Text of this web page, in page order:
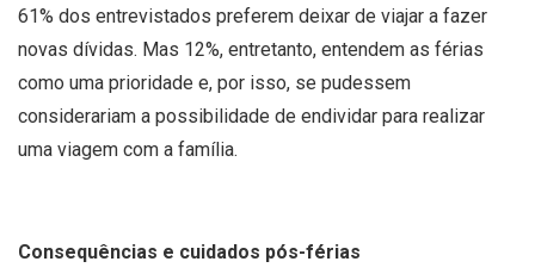
61% dos entrevistados preferem deixar de viajar a fazer
novas dívidas. Mas 12%, entretanto, entendem as férias
como uma prioridade e, por isso, se pudessem
considerariam a possibilidade de endividar para realizar
uma viagem com a família.
Consequências e cuidados pós-férias